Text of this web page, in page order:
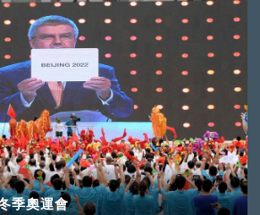
季奧運會